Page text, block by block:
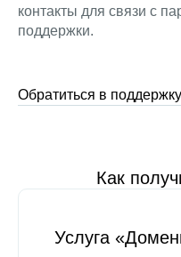
контакты для связи с
поддержки.
Обратиться в поддержку
Как
Услуга